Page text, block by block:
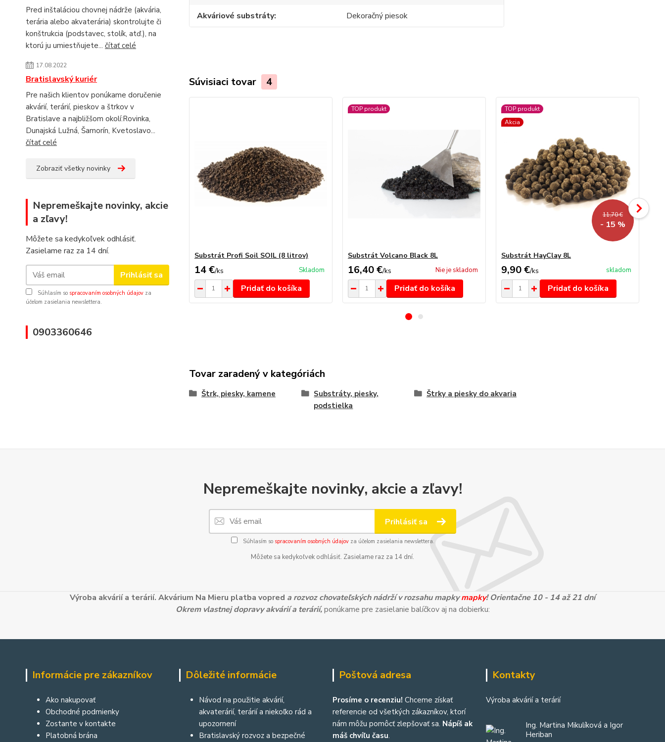
Pred inštaláciou chovnej nádrže (akvária,
terária alebo akvaterária) skontrolujte či
konštrukcia (podstavec, stolík, atď.), na
ktorú ju umiestňujete... čítať celé
17.08.2022
Bratislavský kuriér
Pre našich klientov ponúkame doručenie
akvárií, terárií, pieskov a štrkov v
Bratislave a najbližšom okolí:Rovinka,
Dunajská Lužná, Šamorín, Kvetoslavo...
čítať celé
Zobraziť všetky novinky
Nepremeškajte novinky, akcie
a zľavy!
Môžete sa kedykoľvek odhlásiť.
Zasielame raz za 14 dní.
Prihlásiť sa
Súhlasím so spracovaním osobných údajov za
účelom zasielania newslettera.
0903360646
Akváriové substráty
Dekoračný piesok
Súvisiaci tovar 4
Substrát Profi Soil SOIL (8 litrov)
14 €/ks Skladom
Pridať do košíka
TOP produkt
Substrát Volcano Black 8L
16,40 €/ks Nie je skladom
Pridať do košíka
TOP produkt
Akcia
11,70 €
- 15 %
Substrát HayClay 8L
9,90 €/ks skladom
Pridať do košíka
Tovar zaradený v kategóriách
Štrk, piesky, kamene
Substráty, piesky,
podstielka
Štrky a piesky do akvaria
Nepremeškajte novinky, akcie a zľavy!
Prihlásiť sa
Súhlasím so spracovaním osobných údajovza účelom zasielania newslettera.
Môžete sa kedykoľvek odhlásiť. Zasielame raz za 14 dní.
Výroba akvárií a terárií. Akvárium Na Mieru platba vopred a rozvoz chovateľských nádrží v rozsahu mapkymapky! Orientačne 10 - 14 až 21 dní
Okrem vlastnej dopravy akvárií a terárií,ponúkame pre zasielanie balíčkov aj na dobierku:
Informácie pre zákazníkov
Ako nakupovať
Obchodné podmienky
Zostante v kontakte
Platobná brána
Dôležité informácie
Návod na použitie akvárií,
akvaterárií, terárií a niekoľko rád a
upozornení
Bratislavský rozvoz a bezpečné
Poštová adresa
Prosíme o recenziu! Chceme získať
referencie od všetkých zákazníkov, ktorí
nám môžu pomôcť zlepšovať sa. Nápíš ak
máš chvíľu času.
Kontakty
Výroba akvárií a terárií
Ing. Martina Mikulíková a Igor
Heriban